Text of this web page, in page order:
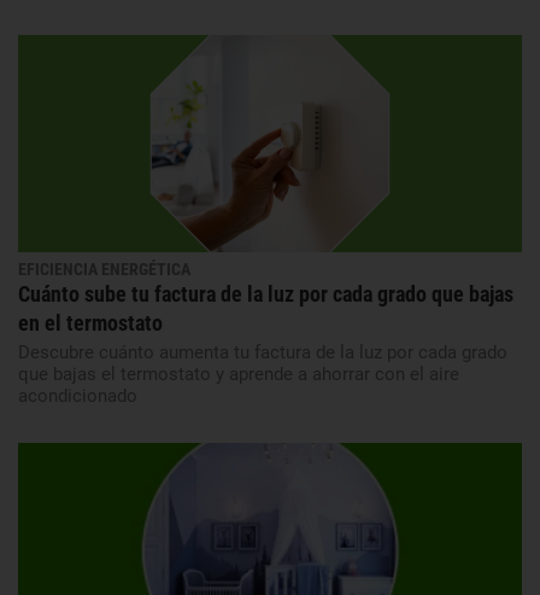
EFICIENCIA ENERGÉTICA
Cuánto sube tu factura de la luz por cada grado que bajas
en el termostato
Descubre cuánto aumenta tu factura de la luz por cada grado
que bajas el termostato y aprende a ahorrar con el aire
acondicionado